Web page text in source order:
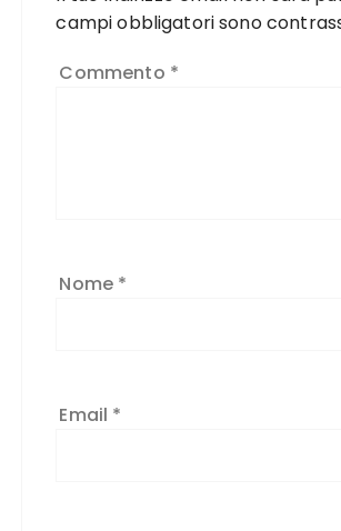
campi obbligatori sono
Commento *
Nome *
Email *